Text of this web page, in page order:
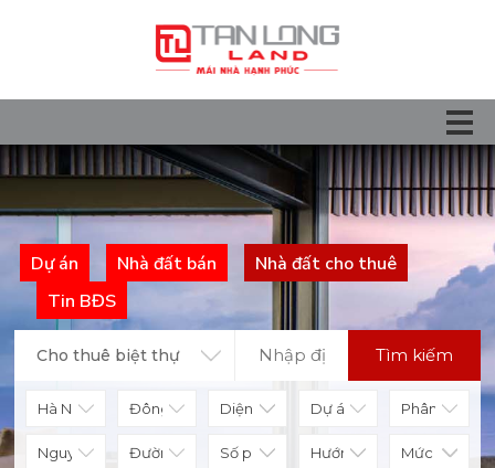
Dự án Nhà đất bán
Nhà đất cho thuê
Tin BĐS
Cho thuê biệt thự Tìm kiếm
Diện tích
Số phòng Hướng nhà Mức giá